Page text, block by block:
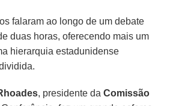
falaram ao longo de um debate
duas horas, oferecendo mais um
hierarquia estadunidense
, presidente daComissão